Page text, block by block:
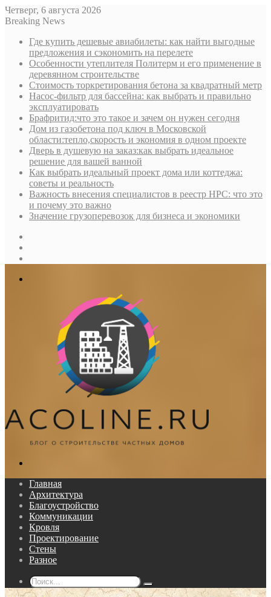
Четверг, 6 августа 2026
Breaking News
Где купить дешевые авиабилеты: как найти выгодные
предложения и сэкономить на перелете
Особенности утеплителя Политерм и его применение в
деревянном строительстве
Стоимость торкретирования бетона за квадратный метр
Насос-фильтр для бассейна: как выбрать и правильно
эксплуатировать
Брафритид:что это такое и зачем он нужен сегодня
Дом из газобетона под ключ в Московской
области:тепло,скорость и экономия в одном проекте
Дверь в душевую на заказ:как выбрать идеальное
решение для вашей ванной
Как выбрать идеальный проект дома или коттеджа:
советы и реальность
Важность внесения специалистов в реестр НРС: что это
и почему это важно
Значение грузоперевозок для бизнеса и экономики
Главная
Архитектура
Благоустройство
Коммуникации
Кровля
Проектирование
Стены
Разное
Поиск...